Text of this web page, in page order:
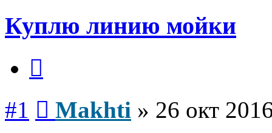
Куплю линию мойки
#1 Makhti » 26 окт